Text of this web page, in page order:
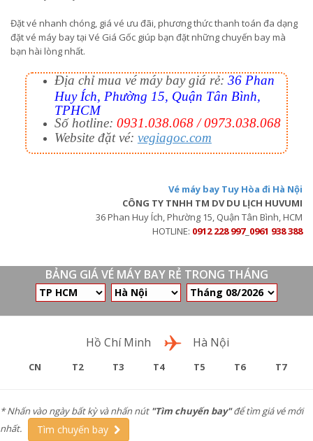
Đặt vé nhanh chóng, giá vé ưu đãi, phương thức thanh toán đa dạng
đặt vé máy bay tại Vé Giá Gốc giúp bạn đặt những chuyến bay mà
bạn hài lòng nhất.
Địa chỉ mua vé máy bay giá rẻ: 36 Phan
Huy Ích, Phường 15, Quận Tân Bình,
TPHCM
Số hotline: 0931.038.068 / 0973.038.068
Website đặt vé: vegiagoc.com
Vé máy bay Tuy Hòa đi Hà Nội
CÔNG TY TNHH TM DV DU LỊCH HUVUMI
36 Phan Huy Ích, Phường 15, Quận Tân Bình, HCM
HOTLINE: 0912 228 997_ 0961 938 388
BẢNG GIÁ VÉ MÁY BAY RẺ TRONG THÁNG
Hồ Chí Minh Hà Nội
CN T2 T3 T4 T5 T6 T7
* Nhấn vào ngày bất kỳ và nhấn nút "Tìm chuyến bay"để tìm giá vé mới
nhất.
Tìm chuyến bay